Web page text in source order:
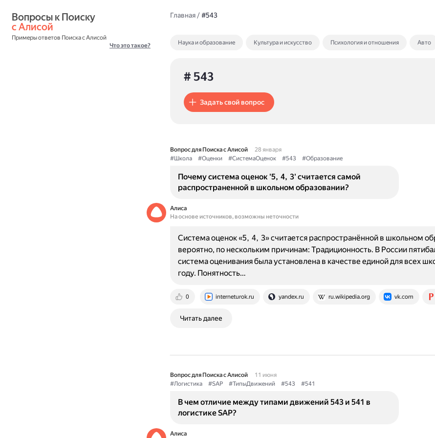
с Алисой
Примеры ответов Поиска с Алисой
Что это такое?
Главная/#543
Наука и образование Культура и искусство Психология и отношения Авто
# 543
Задать свой вопрос
Вопрос для Поиска с Алисой
28 января
#Школа
#Оценки #СистемаОценок #543 #Образование
Почему система оценок '5, 4, 3' считается самой
распространенной в школьном образовании?
Алиса
На основе источников, возможны неточности
0 interneturok.ru yandex.ru ru.wikipedia.org vk.com
Система оценок «5, 4, 3» считается распространённой в школьном
вероятно, по нескольким причинам: Традиционность. В России
система оценивания была установлена в качестве единой для всех
году. Понятность…
Читать далее
Вопрос для Поиска с Алисой
11 июня
#Логистика
#SAP #ТипыДвижений #543 #541
В чем отличие между типами движений 543 и 541 в
логистике SAP?
Алиса